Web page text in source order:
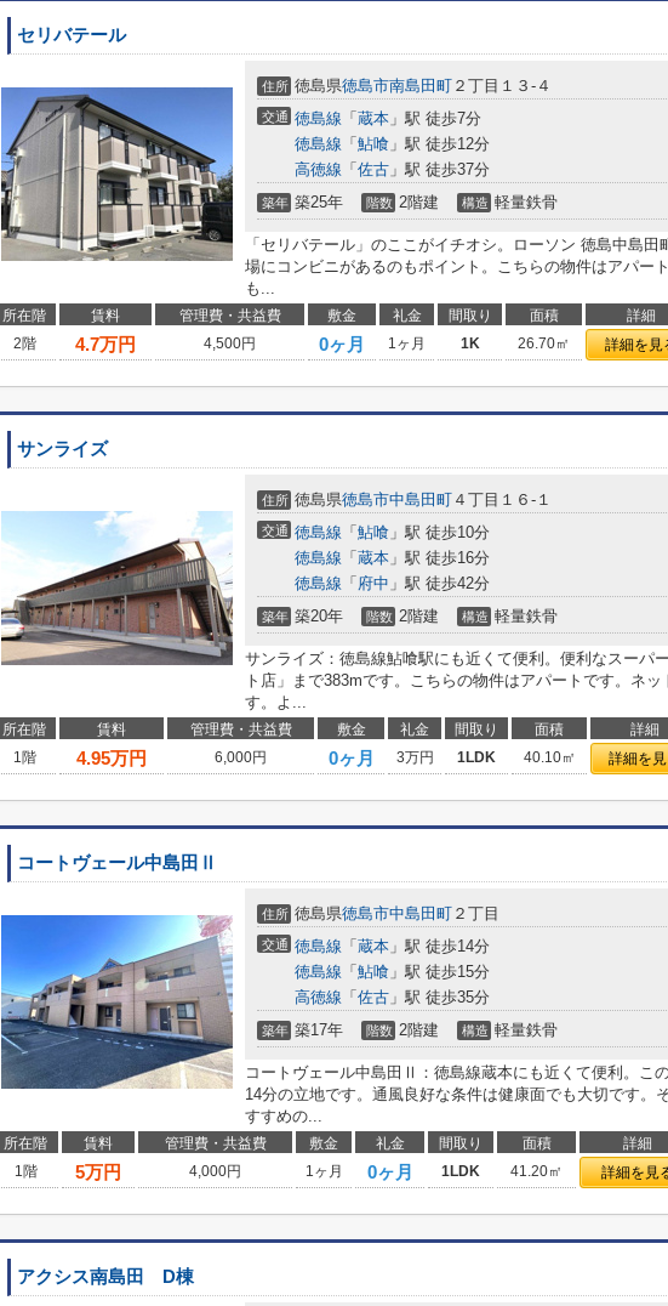
セリバテール
住所 徳島県徳島市南島田町 ２丁目１３-４
交通 徳島線 「 蔵本 」駅 徒歩7分
徳島線 「 鮎喰 」駅 徒歩12分
高徳線 「 佐古 」駅 徒歩37分
築年 築25年 階数 2階建 構造 軽量鉄骨
「セリバテール」のここがイチオシ。ローソン 徳島中島田
場にコンビニがあるのもポイント。こちらの物件はアパー
も...
所在階 賃料 管理費・共益費 敷金 礼金 間取り 面積 詳細
2階
4.7万円 4,500円 0ヶ月 1ヶ月 1K 26.70㎡ 詳細を見
サンライズ
住所 徳島県徳島市中島田町 ４丁目１６-１
交通 徳島線 「 鮎喰 」駅 徒歩10分
徳島線 「 蔵本 」駅 徒歩16分
徳島線 「 府中 」駅 徒歩42分
築年 築20年 階数 2階建 構造 軽量鉄骨
サンライズ：徳島線鮎喰駅にも近くて便利。便利なスーパ
ト店」まで383mです。こちらの物件はアパートです。ネ
す。よ...
所在階 賃料 管理費・共益費 敷金 礼金 間取り 面積 詳細
1階
4.95万円 6,000円 0ヶ月 3万円 1LDK 40.10㎡ 詳細を
コートヴェール中島田Ⅱ
住所 徳島県徳島市中島田町 ２丁目
交通 徳島線 「 蔵本 」駅 徒歩14分
徳島線 「 鮎喰 」駅 徒歩15分
高徳線 「 佐古 」駅 徒歩35分
築年 築17年 階数 2階建 構造 軽量鉄骨
コートヴェール中島田Ⅱ：徳島線蔵本にも近くて便利。こ
14分の立地です。通風良好な条件は健康面でも大切です。
すすめの...
所在階 賃料 管理費・共益費 敷金 礼金 間取り 面積 詳細
1階
5万円 4,000円 1ヶ月 0ヶ月 1LDK 41.20㎡ 詳細を見
アクシス南島田 D棟